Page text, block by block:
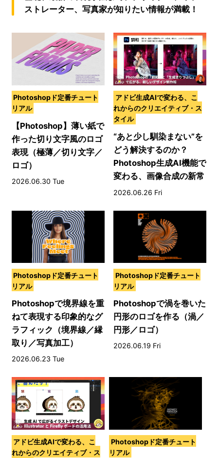
ストレーター、写真家が知りたい情報が満載！
Photoshopド定番チュート
リアル
【Photoshop】薄い紙で
作った切り文字風のロゴ
表現（極薄／切り文字／
ロゴ）
2026.06.30 Tue
アドビ生成AIで変わる、こ
れからのクリエイティブ・ス
タイル
“あと少し馴染まない”を
どう解決するのか？
Photoshop生成AI機能で
変わる、画像合成の新常
識
2026.06.26 Fri
Photoshopド定番チュート
リアル
Photoshopで境界線を重
ねて表現する印象的なグ
ラフィック（境界線／縁
取り／写真加工）
2026.06.23 Tue
Photoshopド定番チュート
リアル
Photoshopで渦を巻いた
円形のロゴを作る（渦／
円形／ロゴ）
2026.06.19 Fri
アドビ生成AIで変わる、こ
れからのクリエイティブ・ス
Photoshopド定番チュート
リアル